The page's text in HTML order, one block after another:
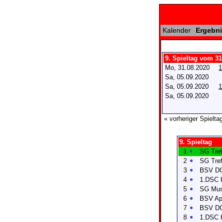
Kalender
9. Spieltag vom
Mo, 31.08.2020
Sa, 05.09.2020
Sa, 05.09.2020
Sa, 05.09.2020
« vorheriger
9. Spieltag
1
SG
2
SG
3
BSV
4
1.DSC
5
SG
6
BSV
7
BSV
8
1.DSC